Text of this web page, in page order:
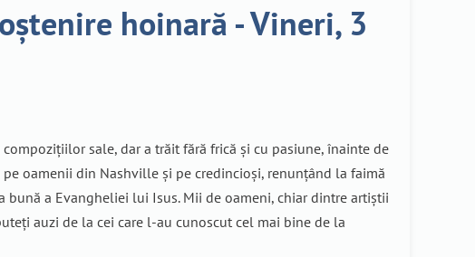
hoinară - Vineri, 3
sale, dar a trăit fără frică și cu pasiune, înainte de
oamenii din Nashville şi pe credincioşi, renunțând la faimă
a Evangheliei lui Isus. Mii de oameni, chiar dintre artiștii
auzi de la cei care l-au cunoscut cel mai bine de la